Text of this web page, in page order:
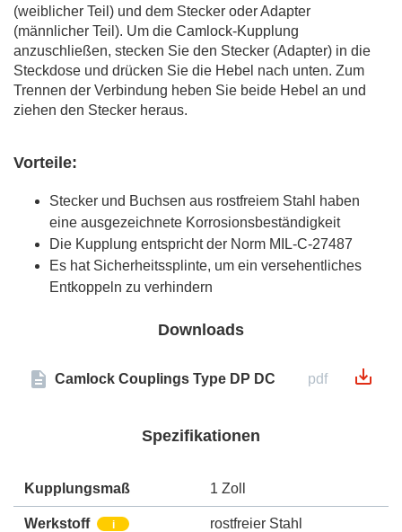
(weiblicher Teil) und dem Stecker oder Adapter
(männlicher Teil). Um die Camlock-Kupplung
anzuschließen, stecken Sie den Stecker (Adapter) in die
Steckdose und drücken Sie die Hebel nach unten. Zum
Trennen der Verbindung heben Sie beide Hebel an und
ziehen den Stecker heraus.
Vorteile:
Stecker und Buchsen aus rostfreiem Stahl haben
eine ausgezeichnete Korrosionsbeständigkeit
Die Kupplung entspricht der Norm MIL-C-27487
Es hat Sicherheitssplinte, um ein versehentliches
Entkoppeln zu verhindern
Downloads
Camlock Couplings Type DP DC pdf
Spezifikationen
Kupplungsmaß 1 Zoll
Werkstoff i rostfreier Stahl